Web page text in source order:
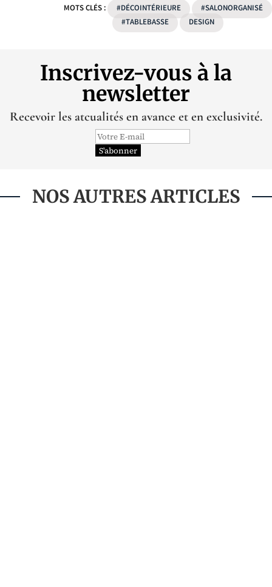
MOTS CLÉS : #DÉCOINTÉRIEURE
#SALONORGANISÉ
#TABLEBASSE
DESIGN
Inscrivez-vous à la
newsletter
Recevoir les atcualités en avance et en exclusivité.
NOS AUTRES ARTICLES